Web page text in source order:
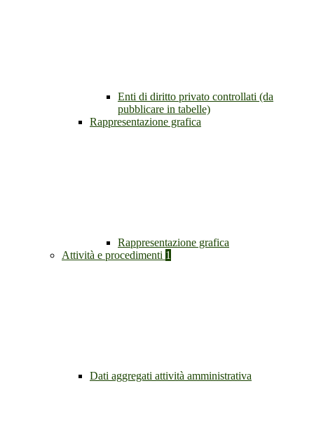
Enti di diritto privato controllati (da
pubblicare in tabelle)
Rappresentazione grafica
Rappresentazione grafica
Attività e procedimenti 1
Dati aggregati attività amministrativa